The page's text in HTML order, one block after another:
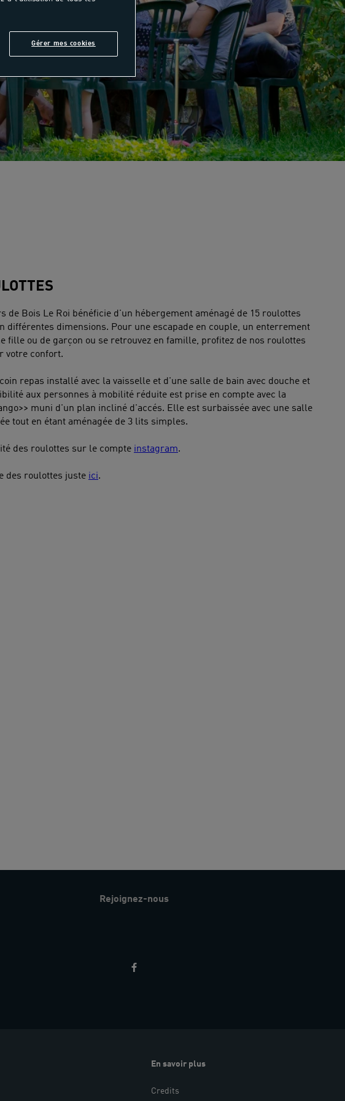
de Bois Le Roi bénéficie d'un hébergement aménagé de 15 roulottes
différentes dimensions. Pour une escapade en couple, un enterrement
fille ou de garçon ou se retrouvez en famille, profitez de nos roulottes
votre confort.
repas installé avec la vaisselle et d'une salle de bain avec douche et
aux personnes à mobilité réduite est prise en compte avec la
muni d'un plan incliné d'accés. Elle est surbaissée avec une salle
tout en étant aménagée de 3 lits simples.
des roulottes sur le compte instagram.
des roulottes juste ici.
Rejoignez-nous
En savoir plus
Credits
Gérer mes cookies